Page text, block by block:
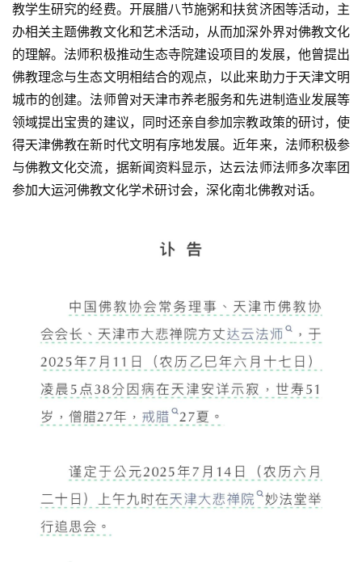
资
讯
教学生研究的经费。开展腊八节施粥和扶贫济困等活动，主
办相关主题佛教文化和艺术活动，从而加深外界对佛教文化
的理解。法师积极推动生态寺院建设项目的发展，他曾提出
佛教理念与生态文明相结合的观点，以此来助力于天津文明
城市的创建。法师曾对天津市养老服务和先进制造业发展等
领域提出宝贵的建议，同时还亲自参加宗教政策的研讨，使
得天津佛教在新时代文明有序地发展。近年来，法师积极参
与佛教文化交流，据新闻资料显示，达云法师法师多次率团
参加大运河佛教文化学术研讨会，深化南北佛教对话。